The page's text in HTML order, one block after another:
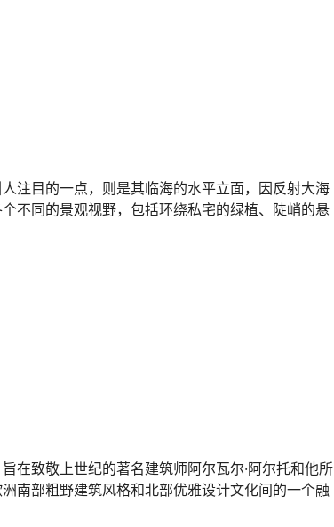
注目的一点，则是其临海的水平立面，因反射大海
不同的景观视野，包括环绕私宅的绿植、陡峭的悬
在致敬上世纪的著名建筑师阿尔瓦尔·阿尔托和他所
南部粗野建筑风格和北部优雅设计文化间的一个融